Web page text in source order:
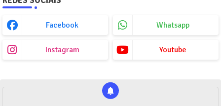
Facebook Whatsapp
Instagram Youtube